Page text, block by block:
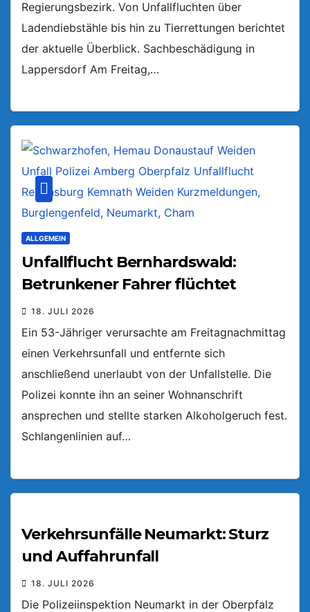
Regierungsbezirk. Von Unfallfluchten über
Ladendiebstähle bis hin zu Tierrettungen berichtet
der aktuelle Überblick. Sachbeschädigung in
Lappersdorf Am Freitag,…
ALLGEMEIN
Unfallflucht Bernhardswald:
Betrunkener Fahrer flüchtet
18. JULI 2026
Ein 53-Jähriger verursachte am Freitagnachmittag
einen Verkehrsunfall und entfernte sich
anschließend unerlaubt von der Unfallstelle. Die
Polizei konnte ihn an seiner Wohnanschrift
ansprechen und stellte starken Alkoholgeruch fest.
Schlangenlinien auf…
Verkehrsunfälle Neumarkt: Sturz
und Auffahrunfall
18. JULI 2026
Die Polizeiinspektion Neumarkt in der Oberpfalz